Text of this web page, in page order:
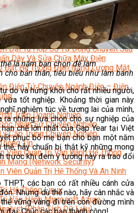
Điện Công Nghiệp
Vấn & Giám Sát MEP
Lạnh Dân Dụng
Chẩn Đoán ECU
Đại Tu Hộp Số Tự Động Chuyên Sâu
Dây Và Sửa Chữa Máy Điện
Đặt Hệ Thống Điện Năng Lượng Mặt
Điện Tử Chuyên Ngành Điện – Điện
Triển Doanh Nghiệp
Nhân Sự Chuyên Nghiệp
Cấp Trung Chuyên Nghiệp
Tin
Viên Quản Trị Vận Hành Hệ Thống
Mạng (Network Security)
Viên Quản Trị Hệ Thống Và An Ninh
Hệ Thống Linux
Vận Hành Microsoft Azure
(Phân Tích Dữ Liệu)
thể là năm bạn chọn để làm
cho bản thân, tiêu biểu như làm bánh
do và hứng khởi cho rất nhiều người,
tốt nghiệp. Khoảng thời gian này
nghiêm túc về tương lai của mình,
những lựa chọn cho sự nghiệp của
chế lớn nhất của Gap Year tại Việt
phục bố mẹ bạn cho bạn một năm
thế, hãy chuẩn bị thật kỹ những mong
trước khi đem ý tưởng này ra trao đổi
các bạn có rất nhiều cánh cửa
Nhưng dù thế nào, hãy cân nhắc và
vững vàng đi trên con đường mình